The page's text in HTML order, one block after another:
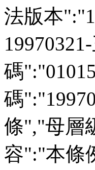
法版本
碼
碼
條","母層
容":"本條